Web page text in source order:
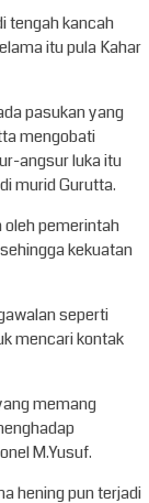
tengah kancah
itu pula Kahar
pasukan yang
mengobati
angsur luka itu
murid Gurutta.
oleh pemerintah
kekuatan
seperti
mencari kontak
memang
M.Yusuf.
hening pun terjadi